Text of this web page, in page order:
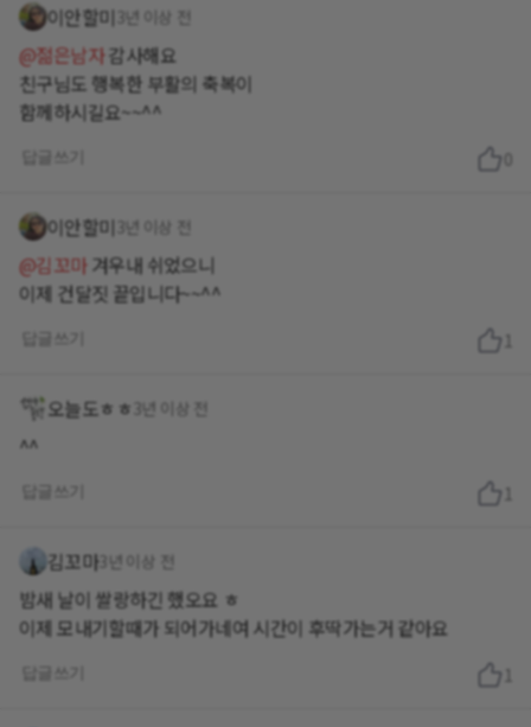
이안할미 3년 이상 전
@젊은남자 감사해요
친구님도 행복한 부활의 축복이
함께하시길요~~^^
이안할미 3년 이상 전
@김꼬마 겨우내 쉬었으니
이제 건달짓 끝입니다~~^^
1
오늘도ㅎㅎ 3년 이상 전
^^
1
김꼬마 3년 이상 전
밤새 날이 쌀랑하긴 했오요 ㅎ
이제 모내기할때가 되어가네여 시간이 후딱가는거 같아요
1